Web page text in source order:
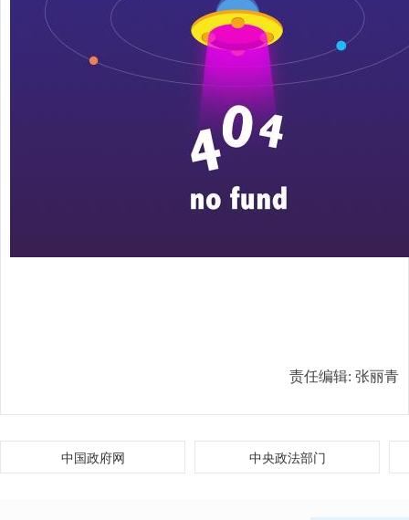
责任编辑: 张丽青
中国政府网 中央政法部门